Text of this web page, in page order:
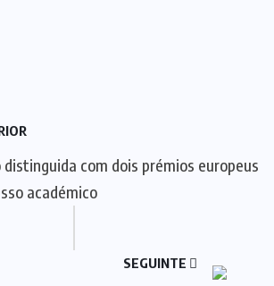
distinguida com dois prémios europeus
académico
SEGUINTE